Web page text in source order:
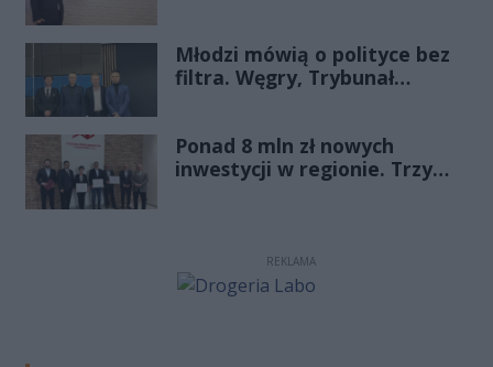
Porannej Rozmowy Radia
Rekord Świętokrzyskie
Młodzi mówią o polityce bez
filtra. Węgry, Trybunał
zmienia zasady gry
Ponad 8 mln zł nowych
inwestycji w regionie. Trzy
REKLAMA